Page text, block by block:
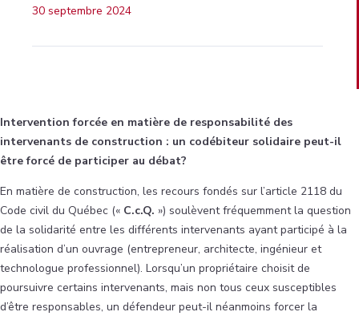
30 septembre 2024
Intervention forcée en matière de responsabilité des
intervenants de construction : un codébiteur solidaire peut-il
être forcé de participer au débat?
En matière de construction, les recours fondés sur l’article 2118 du
Code civil du Québec (« C.c.Q. ») soulèvent fréquemment la question
de la solidarité entre les différents intervenants ayant participé à la
réalisation d’un ouvrage (entrepreneur, architecte, ingénieur et
technologue professionnel). Lorsqu’un propriétaire choisit de
poursuivre certains intervenants, mais non tous ceux susceptibles
d’être responsables, un défendeur peut-il néanmoins forcer la